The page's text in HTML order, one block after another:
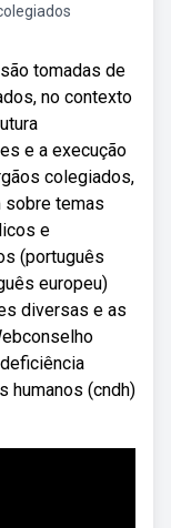
tomadas de
no contexto
e a execução
colegiados,
sobre temas
e
(português
europeu)
diversas e as
humanos (cndh)